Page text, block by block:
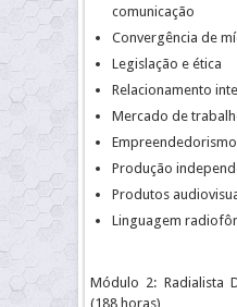
comunicação
Convergência de
Legislação e ética
Relacionamento
Mercado de
Empreendedorismo
Produção
Produtos
Linguagem
Módulo 2: Radialista
(188 horas)